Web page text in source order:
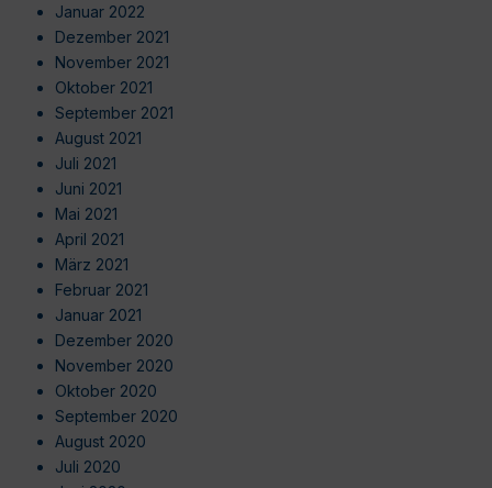
Januar 2022
Dezember 2021
November 2021
Oktober 2021
September 2021
August 2021
Juli 2021
Juni 2021
Mai 2021
April 2021
März 2021
Februar 2021
Januar 2021
Dezember 2020
November 2020
Oktober 2020
September 2020
August 2020
Juli 2020